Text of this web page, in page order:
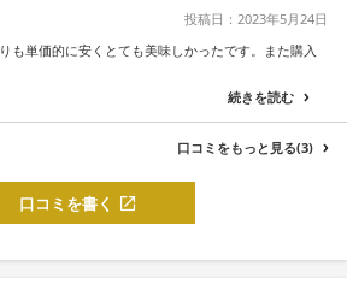
投稿日：2023年5月24日
も単価的に安くとても美味しかったです。また購入
続きを読む
口コミをもっと見る(3)
口コミを書く